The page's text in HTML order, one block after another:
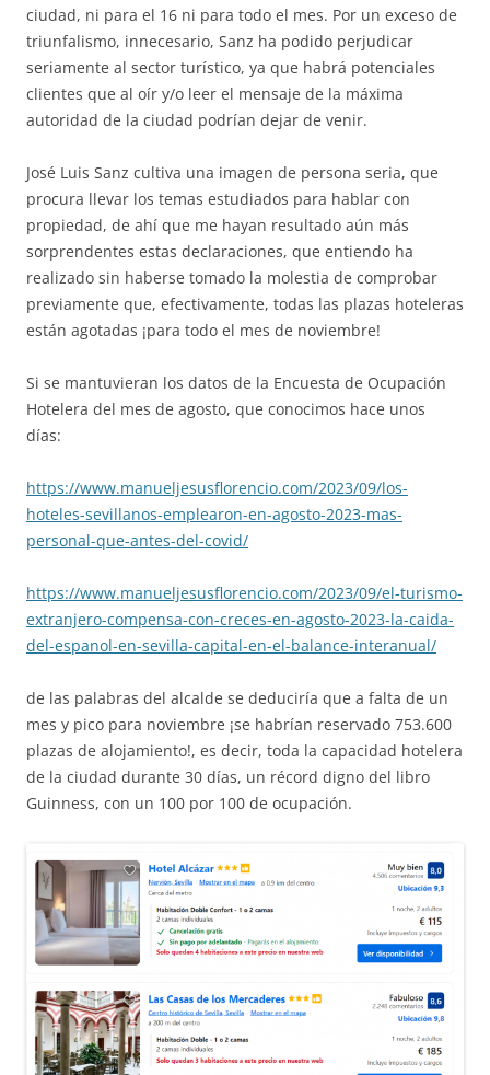
ciudad, ni para el 16 ni para todo el mes. Por un exceso de
triunfalismo, innecesario, Sanz ha podido perjudicar
seriamente al sector turístico, ya que habrá potenciales
clientes que al oír y/o leer el mensaje de la máxima
autoridad de la ciudad podrían dejar de venir.
José Luis Sanz cultiva una imagen de persona seria, que
procura llevar los temas estudiados para hablar con
propiedad, de ahí que me hayan resultado aún más
sorprendentes estas declaraciones, que entiendo ha
realizado sin haberse tomado la molestia de comprobar
previamente que, efectivamente, todas las plazas hoteleras
están agotadas ¡para todo el mes de noviembre!
Si se mantuvieran los datos de la Encuesta de Ocupación
Hotelera del mes de agosto, que conocimos hace unos
días:
https://www.manueljesusflorencio.com/2023/09/los-
hoteles-sevillanos-emplearon-en-agosto-2023-mas-
personal-que-antes-del-covid/
https://www.manueljesusflorencio.com/2023/09/el-turismo-
extranjero-compensa-con-creces-en-agosto-2023-la-caida-
del-espanol-en-sevilla-capital-en-el-balance-interanual/
de las palabras del alcalde se deduciría que a falta de un
mes y pico para noviembre ¡se habrían reservado 753.600
plazas de alojamiento!, es decir, toda la capacidad hotelera
de la ciudad durante 30 días, un récord digno del libro
Guinness, con un 100 por 100 de ocupación.